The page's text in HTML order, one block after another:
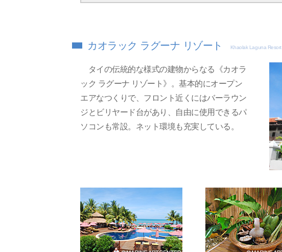
カオラック ラグーナ リゾート Khaolak Laguna Resort
タイの伝統的な様式の建物からなる《カオラ
ック ラグーナ リゾート》。基本的にオープン
エアなつくりで、フロント近くにはバーラウン
ジとビリヤード台があり、自由に使用できるパ
ソコンも常設。ネット環境も充実している。